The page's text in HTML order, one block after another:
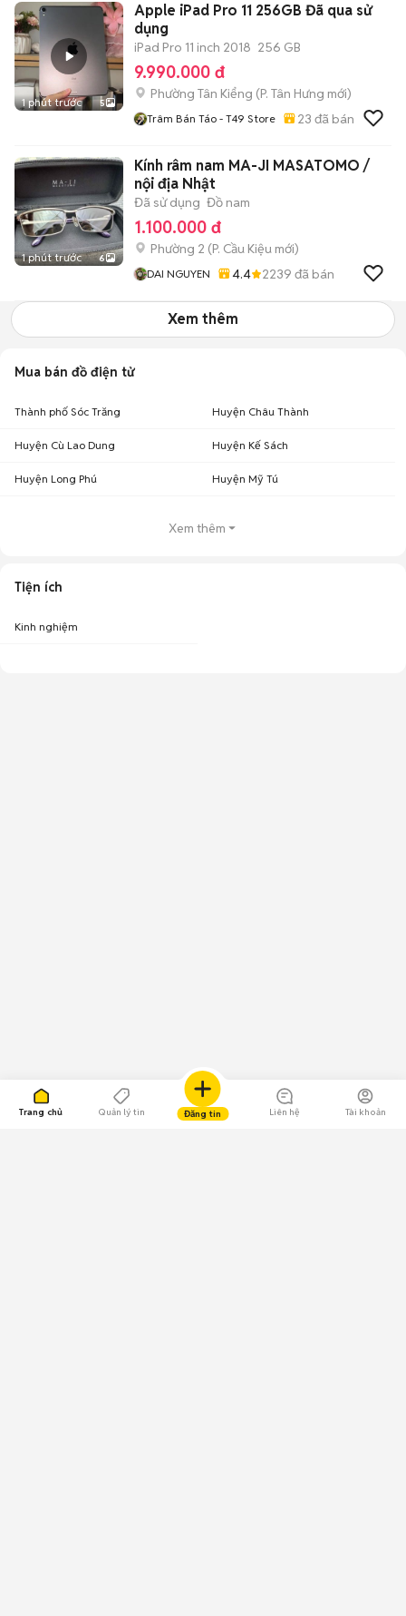
Trang chủ Quản lý tin Đăng tin Liên hệ Tài khoản
1 phút trước 5
Apple iPad Pro 11 256GB Đã qua sử
dụng
iPad Pro 11 inch 2018 256 GB
9.990.000 đ
Phường Tân Kiểng (P. Tân Hưng mới)
Trâm Bán Táo - T49 Store 23 đã bán
1 phút trước 6
Kính râm nam MA-JI MASATOMO /
nội địa Nhật
Đã sử dụng Đồ nam
1.100.000 đ
Phường 2 (P. Cầu Kiệu mới)
DAI NGUYEN 4.4 2239 đã bán
Xem thêm
Mua bán đồ điện tử
Thành phố Sóc Trăng Huyện Châu Thành
Huyện Cù Lao Dung Huyện Kế Sách
Huyện Long Phú Huyện Mỹ Tú
Xem thêm
Tiện ích
Kinh nghiệm